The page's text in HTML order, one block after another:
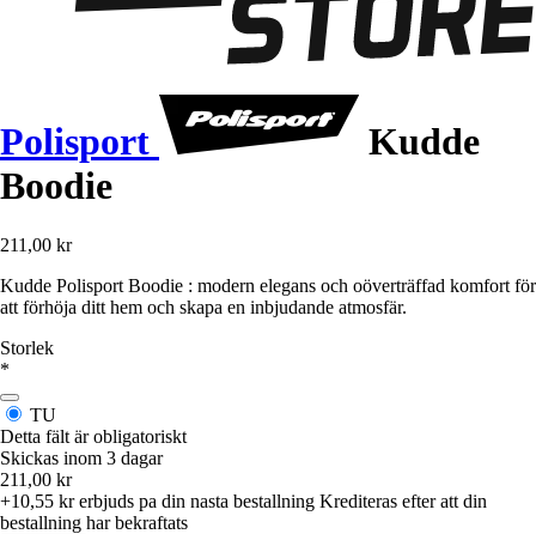
Polisport
Kudde
Boodie
211,00 kr
Kudde Polisport Boodie : modern elegans och oöverträffad komfort för
att förhöja ditt hem och skapa en inbjudande atmosfär.
Storlek
*
TU
Detta fält är obligatoriskt
Skickas inom 3 dagar
211,00 kr
+10,55 krerbjuds pa din nasta bestallning Krediteras efter att din
bestallning har bekraftats